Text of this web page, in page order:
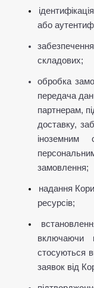
або
складових;
обробка
передача
партнерам,
доставку,
іноземним
замовлення;
надання
ресурсів;
включаючи
стосуються
заявок від